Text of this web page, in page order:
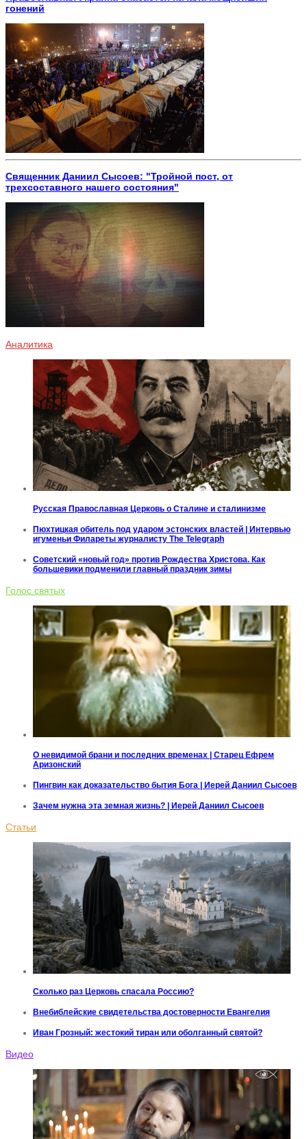
гонений
Священник Даниил Сысоев: "Тройной пост, от
трехсоставного нашего состояния"
Аналитика
Русская Православная Церковь о Сталине и сталинизме
Пюхтицкая обитель под ударом эстонских властей | Интервью
игуменьи Филареты журналисту The Telegraph
Советский «новый год» против Рождества Христова. Как
большевики подменили главный праздник зимы
Голос святых
О невидимой брани и последних временах | Старец Ефрем
Аризонский
Пингвин как доказательство бытия Бога | Иерей Даниил Сысоев
Зачем нужна эта земная жизнь? | Иерей Даниил Сысоев
Статьи
Сколько раз Церковь спасала Россию?
Внебиблейские свидетельства достоверности Евангелия
Иван Грозный: жестокий тиран или оболганный святой?
Видео